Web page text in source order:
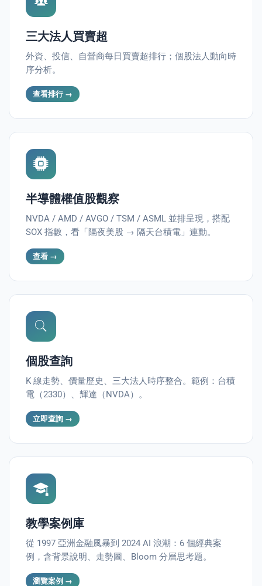
三大法人買賣超
外資、投信、自營商每日買賣超排行；個股法人動向時
序分析。
查看排行 →
半導體權值股觀察
NVDA / AMD / AVGO / TSM / ASML 並排呈現，搭配
SOX 指數，看「隔夜美股 → 隔天台積電」連動。
查看 →
個股查詢
K 線走勢、價量歷史、三大法人時序整合。範例：台積
電（2330）、輝達（NVDA）。
立即查詢 →
教學案例庫
從 1997 亞洲金融風暴到 2024 AI 浪潮：6 個經典案
例，含背景說明、走勢圖、Bloom 分層思考題。
瀏覽案例 →